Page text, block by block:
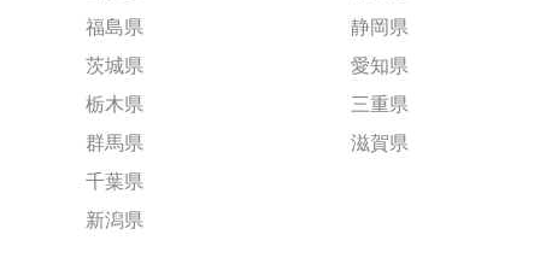
福島県
茨城県
栃木県
群馬県
千葉県
新潟県
静岡県
愛知県
三重県
滋賀県